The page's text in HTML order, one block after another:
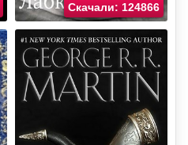
Скачали: 124866